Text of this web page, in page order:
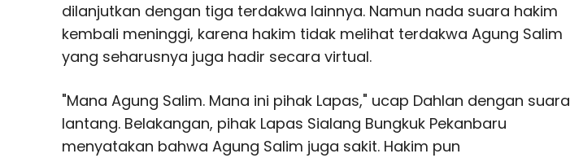
dilanjutkan dengan tiga terdakwa lainnya. Namun nada suara hakim
kembali meninggi, karena hakim tidak melihat terdakwa Agung Salim
yang seharusnya juga hadir secara virtual.
"Mana Agung Salim. Mana ini pihak Lapas," ucap Dahlan dengan suara
lantang. Belakangan, pihak Lapas Sialang Bungkuk Pekanbaru
menyatakan bahwa Agung Salim juga sakit. Hakim pun